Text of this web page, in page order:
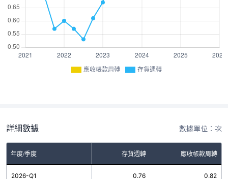
應收帳款周轉 存貨週轉
詳細數據 數據單位：次
年度/季度 存貨週轉 應收帳款周轉
2026-Q1 0.76 0.82